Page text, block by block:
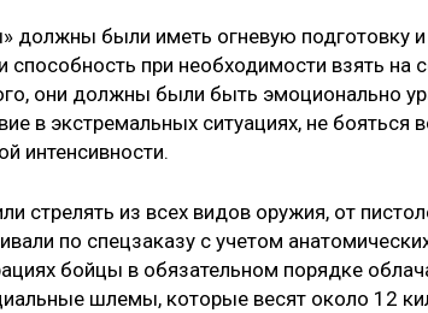
должны были иметь огневую подготовку
способность при необходимости взять
они должны были быть эмоционально
в экстремальных ситуациях, не бояться
интенсивности.
стрелять из всех видов оружия, от
по спецзаказу с учетом
бойцы в обязательном порядке
шлемы, которые весят около 12